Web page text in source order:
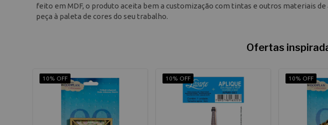
feito em MDF, o produto aceita bem a customização com tintas e outros materiais
peça à paleta de cores do seu trabalho.
Ofertas
10% OFF 10% OFF 10% OFF